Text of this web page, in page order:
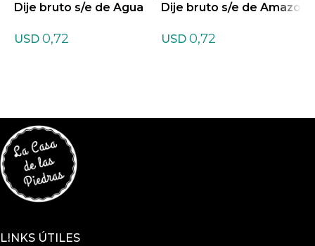
Dije bruto s/e de Agua
USD 0,72
Dije bruto s/e de Amazo
USD 0,72
LINKS ÚTILES